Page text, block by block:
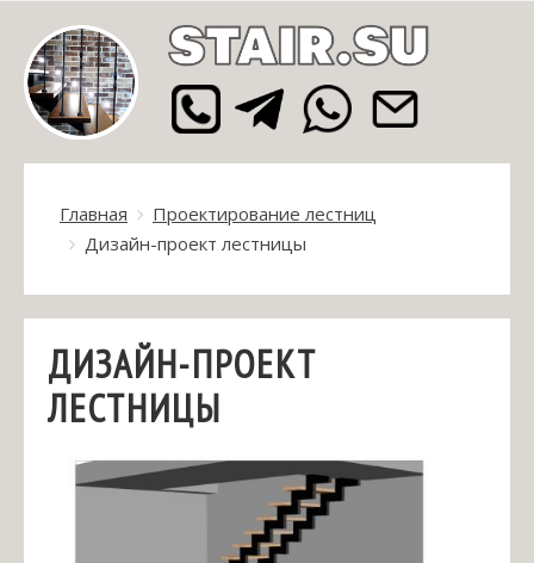
Главная
Проектирование лестниц
Дизайн-проект лестницы
ДИЗАЙН-ПРОЕКТ
ЛЕСТНИЦЫ